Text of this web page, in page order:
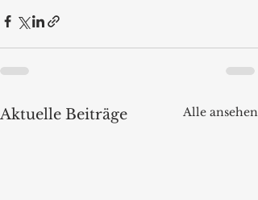
Aktuelle Beiträge Alle ansehen